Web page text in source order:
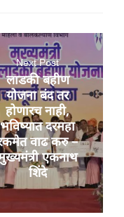
Next Post
लाडकी बहीण
योजना बंद तर
होणारच नाही,
भविष्यात दरमहा
वाढ करु –
एकनाथ
शिंदे